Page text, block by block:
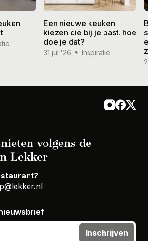
Een nieuwe keuken
kiezen die bij je past: hoe
doe je dat?
31 jul '26 Inspiratie
volgens de
Lekker
Inschrijven